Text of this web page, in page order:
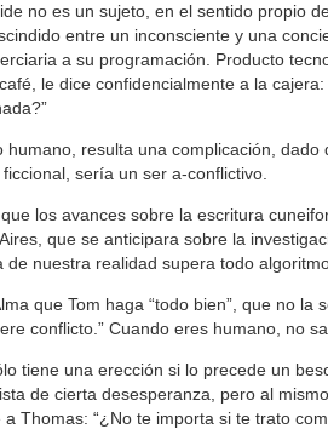
no es un sujeto, en el sentido propio
entre un inconsciente y una
a su programación. Producto
le dice confidencialmente a la
humano, resulta una complicación,
sería un ser a-conflictivo.
los avances sobre la escritura
que se anticipara sobre la
de nuestra realidad supera todo
que Tom haga “todo bien”, que no
conflicto.” Cuando eres humano, no
tiene una erección si lo precede un
de cierta desesperanza, pero al
a Thomas: “¿No te importa si te trato